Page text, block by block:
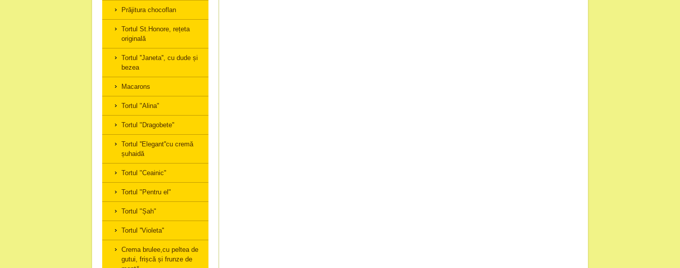
Prăjitura chocoflan
Tortul St.Honore, rețeta
originală
Tortul ''Janeta'', cu dude și
bezea
Macarons
Tortul "Alina"
Tortul "Dragobete"
Tortul ''Elegant''cu cremă
șuhaidă
Tortul "Ceainic"
Tortul "Pentru el"
Tortul "Șah"
Tortul ''Violeta''
Crema brulee,cu peltea de
gutui, frișcă și frunze de